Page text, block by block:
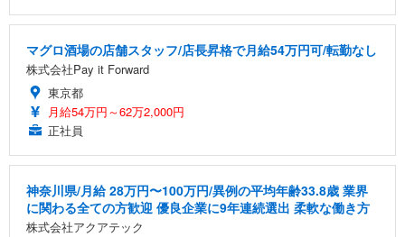
マグロ酒場の店舗スタッフ/店長昇格で月給54万円可/転勤なし
株式会社Pay it Forward
東京都
月給54万円～62万2,000円
正社員
神奈川県/月給 28万円〜100万円/異例の平均年齢33.8歳 業界
に関わる全ての方歓迎 優良企業に9年連続選出 柔軟な働き方
株式会社アクアテック